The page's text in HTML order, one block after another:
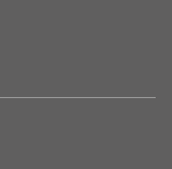
de volgende
-